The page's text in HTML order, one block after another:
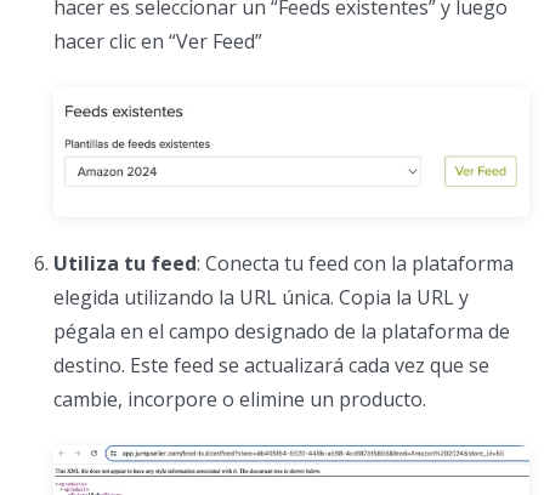
hacer es seleccionar un “Feeds existentes” y luego
hacer clic en “Ver Feed”
Utiliza tu feed: Conecta tu feed con la plataforma
elegida utilizando la URL única. Copia la URL y
pégala en el campo designado de la plataforma de
destino. Este feed se actualizará cada vez que se
cambie, incorpore o elimine un producto.